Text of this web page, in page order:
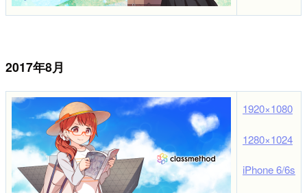
2017年8月
1920×1080
1280×1024
iPhone 6/6s